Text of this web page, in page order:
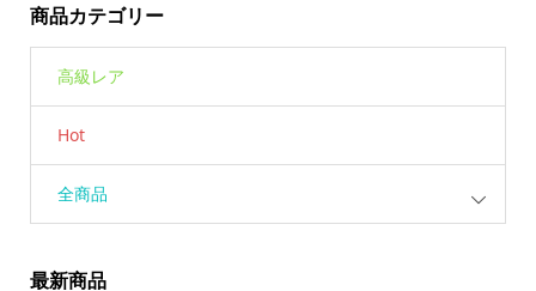
商品カテゴリー
高級レア
Hot
全商品
最新商品